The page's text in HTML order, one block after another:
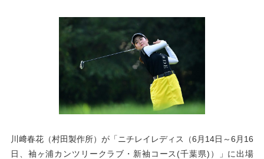
川﨑春花（村田製作所）が「ニチレイレディス（6月14日～6月16
日、 袖ヶ浦カンツリークラブ・新袖コース(千葉県)）
」に出場